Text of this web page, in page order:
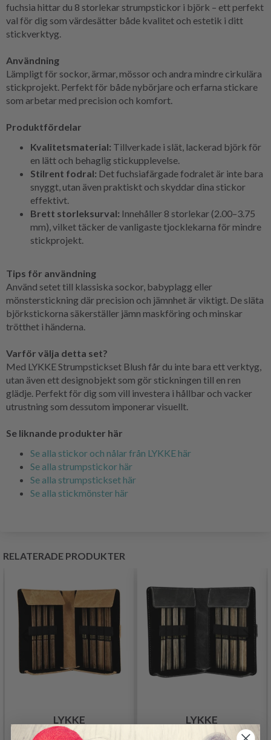
fuchsia hittar du 8 storlekar strumpstickor i björk – ett perfekt
val för dig som värdesätter både kvalitet och estetik i ditt
stickverktyg.
Användning
Lämpligt för sockor, ärmar, mössor och andra mindre cirkulära
stickprojekt. Perfekt för både nybörjare och erfarna stickare
som arbetar med precision och komfort.
Produktfördelar
Kvalitetsmaterial: Tillverkade i slät, lackerad björk för
en lätt och behaglig stickupplevelse.
Stilrent fodral: Det fuchsiafärgade fodralet är inte bara
snyggt, utan även praktiskt och skyddar dina stickor
effektivt.
Brett storleksurval: Innehåller 8 storlekar (2.00–3.75
mm), vilket täcker de vanligaste tjocklekarna för mindre
stickprojekt.
Tips för användning
Använd setet till klassiska sockor, babyplagg eller
mönsterstickning där precision och jämnhet är viktigt. De släta
björkstickorna säkerställer jämn maskföring och minskar
trötthet i händerna.
Varför välja detta set?
Med LYKKE Strumpstickset Blush får du inte bara ett verktyg,
utan även ett designobjekt som gör stickningen till en ren
glädje. Perfekt för dig som vill investera i hållbar och vacker
utrustning som dessutom imponerar visuellt.
Se liknande produkter här
Se alla stickor och nålar från LYKKE här
Se alla strumpstickor här
Se alla strumpstickset här
Se alla stickmönster här
RELATERADE PRODUKTER
LYKKE
STRUMPSTICKSET
LYKKE
STRUMPSTICKSET